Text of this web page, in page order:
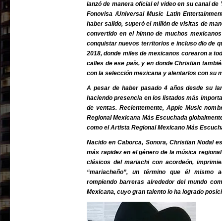
lanzó de manera oficial el video en su canal
Fonovisa /Universal Music Latin
haber salido, superó el millón de visitas de
convertido en el himno de muchos
conquistar nuevos territorios e incluso dio de
2018, donde miles de mexicanos corearon a
calles de ese país, y en donde Christian
con la selección mexicana y alentarlos con su
A pesar de haber pasado 4 años desde su
haciendo presencia en los listados más
de ventas. Recientemente, Apple Music
Regional Mexicana Más Escuchada
como el Artista Regional Mexicano Más
Nacido en Caborca, Sonora, Christian Nodal
más rapidez en el género de la música
clásicos del mariachi con acordeón,
“mariacheño”, un término que él mismo
rompiendo barreras alrededor del mundo
Mexicana, cuyo gran talento lo ha logrado